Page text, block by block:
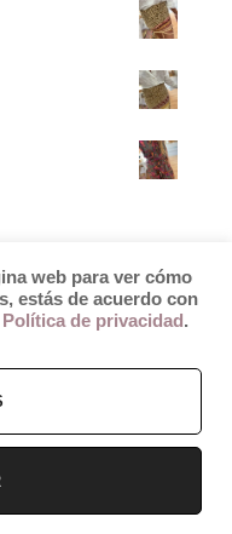
Colette
Cambios y Devoluciones
web para ver cómo
estás de acuerdo con
Política de privacidad .